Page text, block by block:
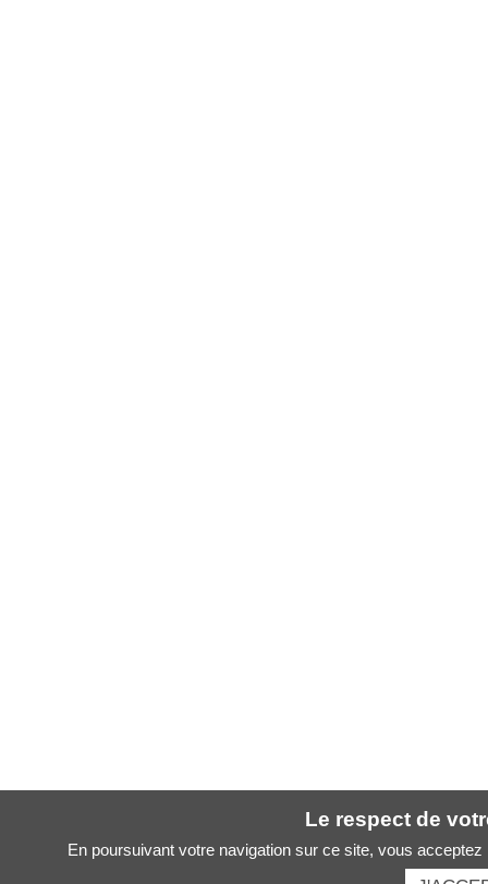
Le respect de
En poursuivant votre navigation sur ce site, vous